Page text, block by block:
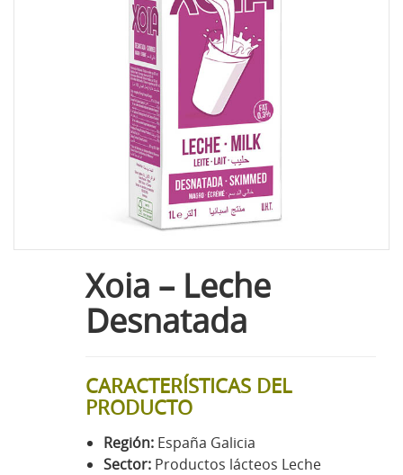
Xoia – Leche
Desnatada
CARACTERÍSTICAS DEL
PRODUCTO
Región: España Galicia
Sector: Productos lácteos Leche